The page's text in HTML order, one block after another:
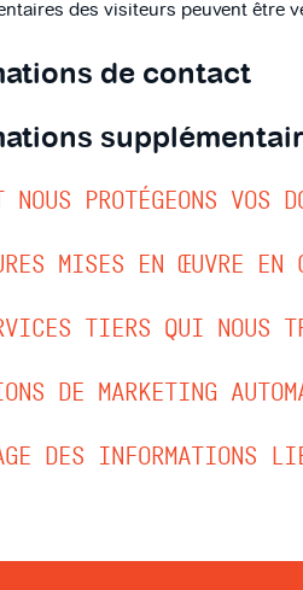
des visiteurs peuvent être
de contact
NOUS PROTÉGEONS VOS
MISES EN ŒUVRE
TIERS QUI NOUS
DE MARKETING
DES INFORMATIONS